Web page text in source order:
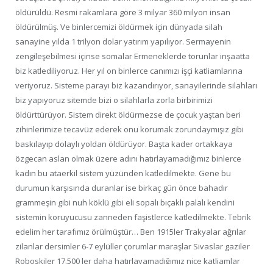
öldürüldü. Resmi rakamlara göre 3 milyar 360 milyon insan
öldürülmüş. Ve binlercemizi öldürmek için dünyada silah
sanayine yılda 1 trilyon dolar yatırım yapılıyor. Sermayenin
zengileşebilmesi içinse somalar Ermeneklerde torunlar inşaatta
biz katlediliyoruz. Her yıl on binlerce canımızı işçi katliamlarına
veriyoruz. Sisteme parayı biz kazandırıyor, sanayilerinde silahları
biz yapıyoruz sitemde bizi o silahlarla zorla birbirimizi
öldürttürüyor. Sistem direkt öldürmezse de çocuk yaştan beri
zihinlerimize tecavüz ederek onu korumak zorundaymışız gibi
baskılayıp dolaylı yoldan öldürüyor. Başta kader ortakkaya
özgecan aslan olmak üzere adını hatırlayamadığımız binlerce
kadın bu ataerkil sistem yüzünden katledilmekte. Gene bu
durumun karşısında duranlar ise birkaç gün önce bahadır
grammeşin gibi nuh köklü gibi eli sopalı bıçaklı palalı kendini
sistemin koruyucusu zanneden faşistlerce katledilmekte. Tebrik
edelim her tarafımız örülmüştür… Ben 1915ler Trakyalar ağrılar
zilanlar dersimler 6-7 eylüller çorumlar maraşlar Sivaslar gaziler
Roboskiler 17.500 ler daha hatırlayamadığımız nice katliamlar